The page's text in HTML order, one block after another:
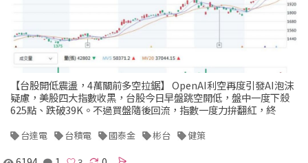
【台股開低震盪，4萬關前多空拉鋸】 OpenAI利空再度引發AI泡沫
疑慮，美股四大指數收黑，台股今日早盤跳空開低，盤中一度下殺
625點、跌破39K。不過買盤隨後回流，指數一度力拚翻紅，終
台達電 台積電 國泰金 彬台 健策